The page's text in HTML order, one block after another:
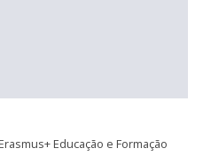
Educação e Formação